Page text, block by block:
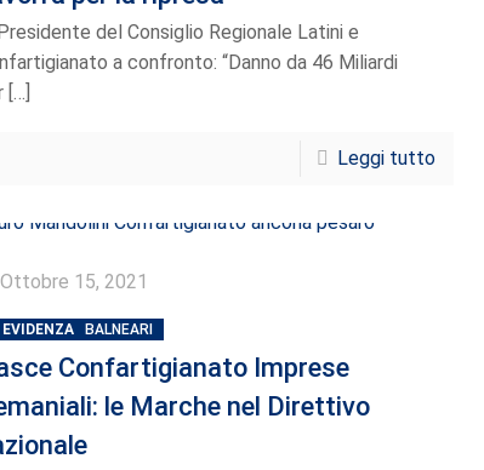
del Consiglio Regionale Latini e
a confronto: “Danno da 46 Miliardi
[…]
Leggi tutto
Ottobre 15, 2021
EVIDENZA BALNEARI
Confartigianato Imprese
le Marche nel Direttivo